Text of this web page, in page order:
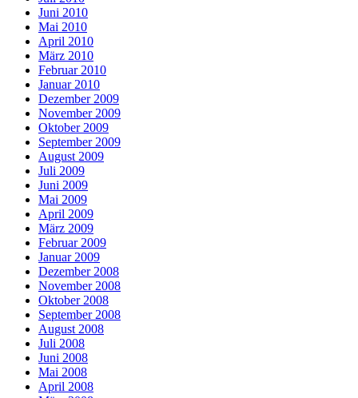
Juni 2010
Mai 2010
April 2010
März 2010
Februar 2010
Januar 2010
Dezember 2009
November 2009
Oktober 2009
September 2009
August 2009
Juli 2009
Juni 2009
Mai 2009
April 2009
März 2009
Februar 2009
Januar 2009
Dezember 2008
November 2008
Oktober 2008
September 2008
August 2008
Juli 2008
Juni 2008
Mai 2008
April 2008